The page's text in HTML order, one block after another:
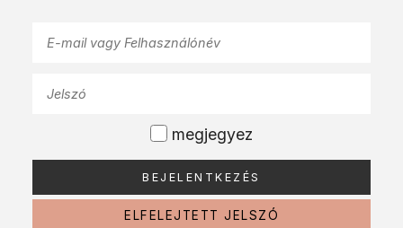
megjegyez
ELFELEJTETT JELSZÓ